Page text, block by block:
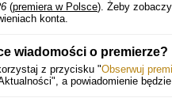
Powyższy opis pochodzi
(premiera w Polsce). Żeby
konta.
wiadomości o premierze?
z przycisku "Obserwuj
a powiadomienie